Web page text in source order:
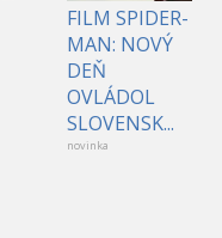
FILM SPIDER-
MAN: NOVÝ
DEŇ
OVLÁDOL
SLOVENSK...
novinka